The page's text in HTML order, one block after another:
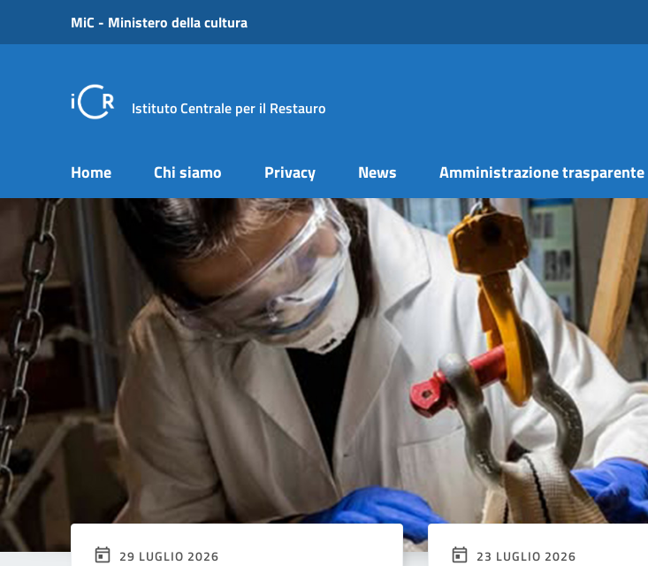
Vai ai contenuti
Vai al menu di navigazione
MiC - Ministero della cultura
Istituto Centrale per il Restauro
Home Chi siamo Privacy News Amministrazione trasparente
29 LUGLIO 2026 23 LUGLIO 2026